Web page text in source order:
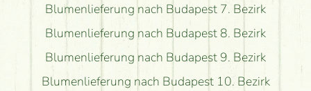
Blumenlieferung nach Budapest 7. Bezirk
Blumenlieferung nach Budapest 8. Bezirk
Blumenlieferung nach Budapest 9. Bezirk
Blumenlieferung nach Budapest 10. Bezirk